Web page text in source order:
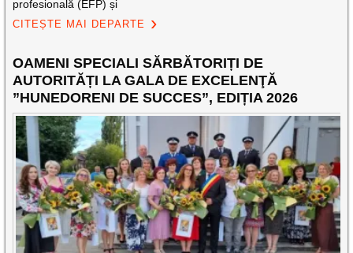
profesională (EFP) și
CITEȘTE MAI DEPARTE
OAMENI SPECIALI SĂRBĂTORIȚI DE
AUTORITĂȚI LA GALA DE EXCELENŢĂ
”HUNEDORENI DE SUCCES”, EDIȚIA 2026